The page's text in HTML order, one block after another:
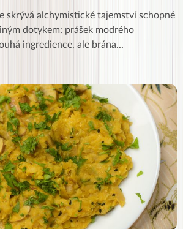
skrývá alchymistické tajemství schopné
dotykem: prášek modrého
ingredience, ale brána...